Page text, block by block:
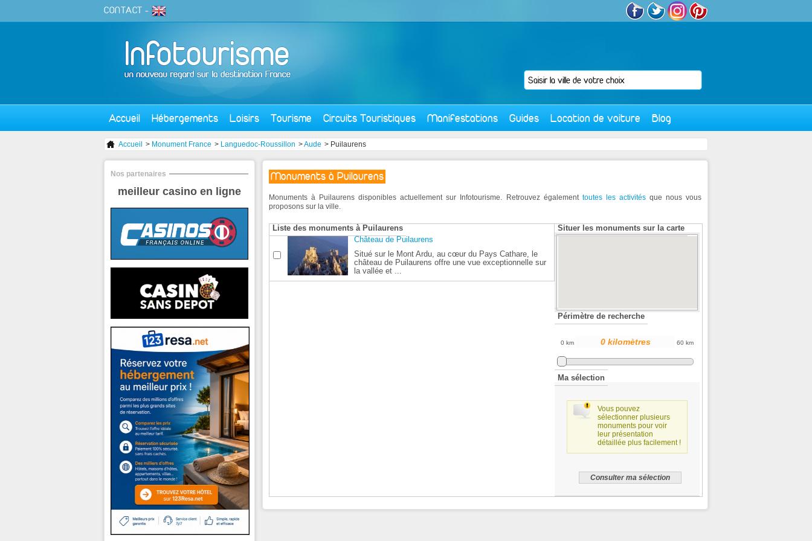
CONTACT -
Accueil Hébergements Loisirs Tourisme Circuits Touristiques Manifestations Guides Location de voiture Blog
Accueil > Monument France > Languedoc-Roussillon >Aude > Puilaurens
Monuments à Puilaurens
Monuments à Puilaurens disponibles actuellement sur Infotourisme. Retrouvez également toutes les activitésque nous vous
proposons sur la ville.
Liste des monuments à Puilaurens
Château de Puilaurens
Situé sur le Mont Ardu, au cœur du Pays Cathare, le
château de Puilaurens offre une vue exceptionnelle sur
la vallée et ...
Situer les monuments sur la carte
Périmètre de recherche
0 km 60 km
Ma sélection
Vous pouvez
sélectionner plusieurs
monuments pour voir
leur présentation
détaillée plus facilement !
Nos partenaires
meilleur casino en ligne